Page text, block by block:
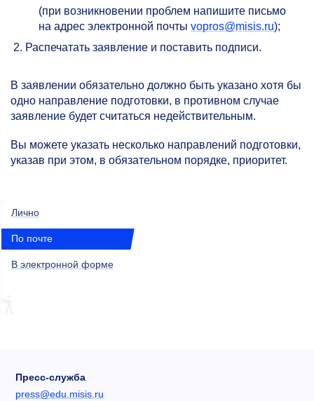
(при возникновении проблем напишите письмо
на адрес электронной почты vopros@misis.ru);
Распечатать заявление и поставить подписи.
В заявлении обязательно должно быть указано хотя бы
одно направление подготовки, в противном случае
заявление будет считаться недействительным.
Вы можете указать несколько направлений подготовки,
указав при этом, в обязательном порядке, приоритет.
Лично
По почте
В электронной форме
Пресс-служба
press@edu.misis.ru